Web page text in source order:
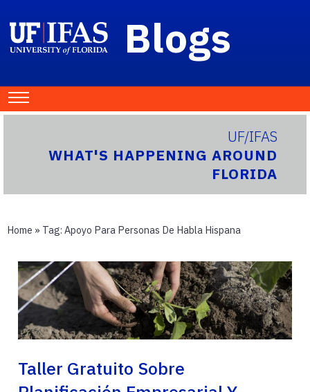
Blogs
UF/IFAS
WHAT'S HAPPENING AROUND
FLORIDA
Home » Tag: Apoyo Para Personas De Habla Hispana
Taller Gratuito Sobre